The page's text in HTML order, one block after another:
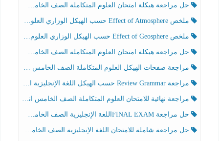
حل مراجعة هيكلة امتحان العلوم المتكاملة الصف الخامس انسبير الفصل الثالث
ملخص Effect of Atmosphere حسب الهيكل الوزاري العلوم المتكاملة الصف الخامس انسبير الفصل الثالث
ملخص Effect of Geosphere حسب الهيكل الوزاري العلوم المتكاملة الصف الخامس انسبير الفصل الثالث
حل مراجعة هيكلة امتحان العلوم المتكاملة الصف الخامس عام الفصل الثالث
مراجعة صفحات الهيكل العلوم المتكاملة الصف الخامس انسبير الفصل الثالث
مراجعة Review Grammar حسب الهيكل اللغة الإنجليزية الصف الخامس الفصل الثالث
مراجعة نهائية للامتحان العلوم المتكاملة الصف الخامس انسبير الفصل الثالث
حل مراجعة FINAL EXAMاللغة الإنجليزية الصف الخامس الفصل الثالث
حل مراجعة شاملة للامتحان اللغة الإنجليزية الصف الخامس الفصل الثالث